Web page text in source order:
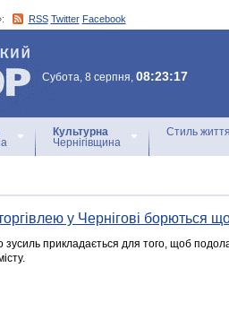
RSS Twitter Facebook
Субота, 8 серпня, 08:23:17
Культурна
Чернігівщина
Стиль життя
у Чернігові борються
зусиль прикладається для того, щоб